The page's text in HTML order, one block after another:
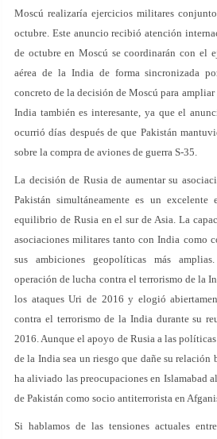
Moscú realizaría ejercicios militares
octubre. Este anuncio recibió atención
de octubre en Moscú se coordinarán con el
aérea de la India de forma sincronizada
concreto de la decisión de Moscú para
India también es interesante, ya que el
ocurrió días después de que Pakistán
sobre la compra de aviones de guerra S-35.
La decisión de Rusia de aumentar su
Pakistán simultáneamente es un
equilibrio de Rusia en el sur de Asia. La
asociaciones militares tanto con India como
sus ambiciones geopolíticas más
operación de lucha contra el terrorismo de la
los ataques Uri de 2016 y elogió
contra el terrorismo de la India durante su
2016. Aunque el apoyo de Rusia a las
de la India sea un riesgo que dañe su
ha aliviado las preocupaciones en Islamabad
de Pakistán como socio antiterrorista en
Si hablamos de las tensiones actuales